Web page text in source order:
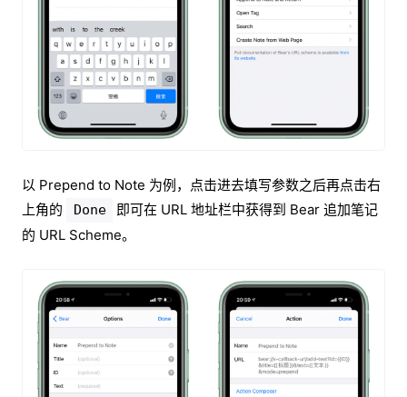
以 Prepend to Note 为例，点击进去填写参数之后再点击右
上角的
Done
即可在 URL 地址栏中获得到 Bear 追加笔记
的 URL Scheme。